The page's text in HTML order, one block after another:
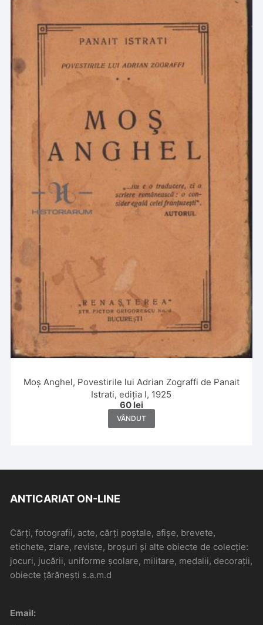
Moș Anghel, Povestirile lui Adrian Zograffi de Panait
Istrati, ediția I, 1925
60 lei
VÂNDUT
ANTICARIAT ON-LINE
Cărți, fotografii, acte, cărți poștale, afișe, brevete,
etichete, ziare, reviste, broșuri și alte obiecte de colecție:
jocuri, jucării, uniforme școlare, militare, medalii, decorații,
obiecte țărănești s.a.m.d
Email: